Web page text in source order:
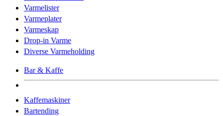
Varmelister
Varmeplater
Varmeskap
Drop-in Varme
Diverse Varmeholding
Bar & Kaffe
Kaffemaskiner
Bartending